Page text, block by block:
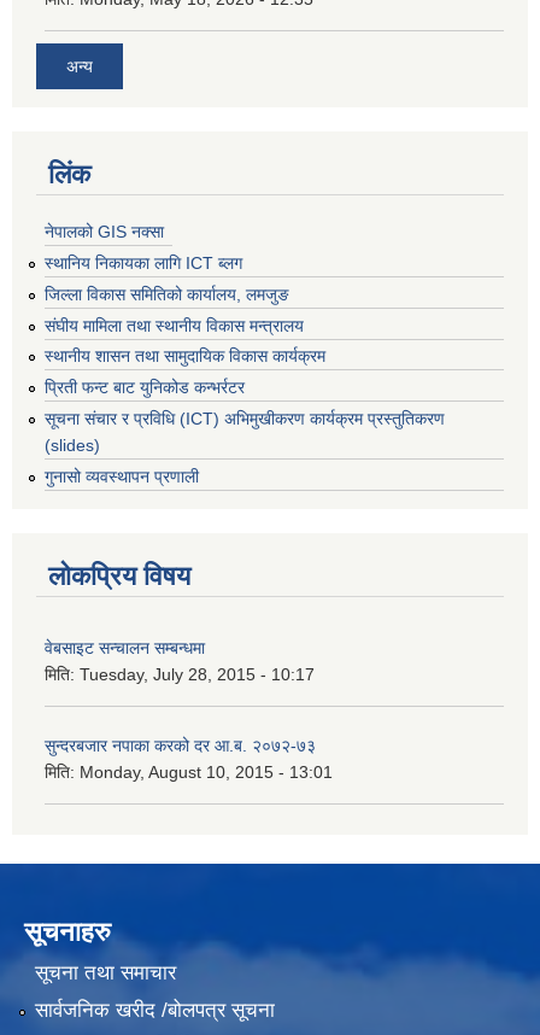
अन्य
लिंक
नेपालको GIS नक्सा
स्थानिय निकायका लागि ICT ब्लग
जिल्ला विकास समितिको कार्यालय, लमजुङ
संघीय मामिला तथा स्थानीय विकास मन्त्रालय
स्थानीय शासन तथा सामुदायिक विकास कार्यक्रम
प्रिती फन्ट बाट युनिकोड कन्भर्रटर
सूचना संचार र प्रविधि (ICT) अभिमुखीकरण कार्यक्रम प्रस्तुतिकरण
(slides)
गुनासो व्यवस्थापन प्रणाली
लोकप्रिय विषय
वेबसाइट सन्चालन सम्बन्धमा
मिति: Tuesday, July 28, 2015 - 10:17
सुन्दरबजार नपाका करको दर आ.ब. २०७२-७३
मिति: Monday, August 10, 2015 - 13:01
सूचनाहरु
सूचना तथा समाचार
सार्वजनिक खरीद /बोलपत्र सूचना